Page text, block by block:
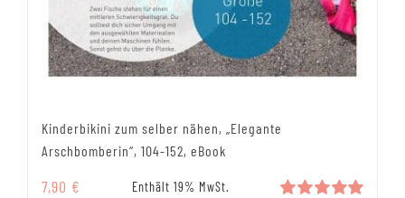
Kinderbikini zum selber nähen, „Elegante
Arschbomberin“, 104-152, eBook
7,90 € Enthält 19% MwSt.